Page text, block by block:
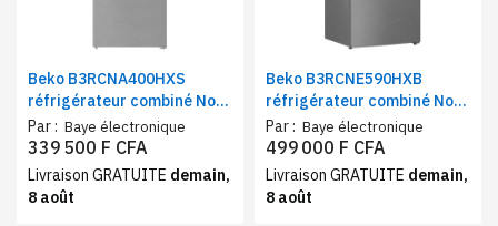
Beko B3RCNA400HXS
réfrigérateur combiné No
Frost 344, 400 et 590 litres
Par : Baye électronique
339 500 F CFA
Livraison GRATUITE demain,
8 août
Beko B3RCNE590HXB
réfrigérateur combiné No
Frost 590 litres | Frigo et
congélateur 3 tiroirs classe
A+
Par : Baye électronique
499 000 F CFA
Livraison GRATUITE demain,
8 août